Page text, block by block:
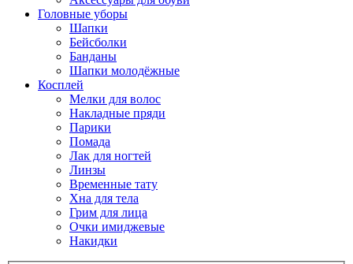
Головные уборы
Шапки
Бейсболки
Банданы
Шапки молодёжные
Косплей
Мелки для волос
Накладные пряди
Парики
Помада
Лак для ногтей
Линзы
Временные тату
Хна для тела
Грим для лица
Очки имиджевые
Накидки